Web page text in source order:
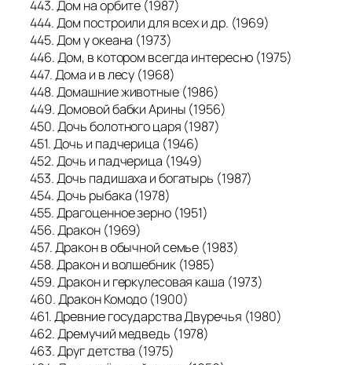
443. Дом на орбите (1987)
444. Дом построили для всех и др. (1969)
445. Дом у океана (1973)
446. Дом, в котором всегда интересно (1975)
447. Дома и в лесу (1968)
448. Домашние животные (1986)
449. Домовой бабки Арины (1956)
450. Дочь болотного царя (1987)
451. Дочь и падчерица (1946)
452. Дочь и падчерица (1949)
453. Дочь падишаха и богатырь (1987)
454. Дочь рыбака (1978)
455. Драгоценное зерно (1951)
456. Дракон (1969)
457. Дракон в обычной семье (1983)
458. Дракон и волшебник (1985)
459. Дракон и геркулесовая каша (1973)
460. Дракон Комодо (1900)
461. Древние государства Двуречья (1980)
462. Дремучий медведь (1978)
463. Друг детства (1975)